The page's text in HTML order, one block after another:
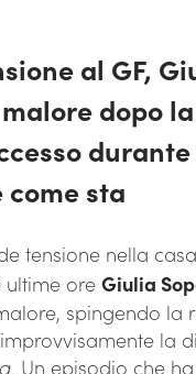
al GF,
dopo
come sta
tensione nella
ultime ore Giulia
spingendo la
la
. Un episodio che